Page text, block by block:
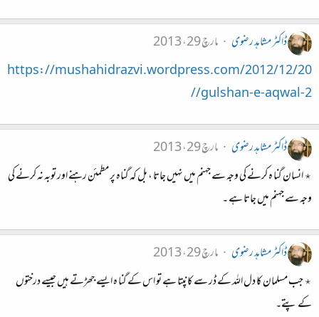
ڈاکٹر مشاہد رضوی
مارچ 29، 2013
https://mushahidrazvi.wordpress.com/2012/12/20
/gulshan-e-aqwal-2/
ڈاکٹر مشاہد رضوی
مارچ 29، 2013
٭ انسان گنا ہ کرنے کی وجہ سے جہنم میں نہیں جاتا ، بل کہ گناہ پر مطمئن رہنے اور توبہ نہ کرنے کی
وجہ سے جہنم میں جاتا ہے ۔
ڈاکٹر مشاہد رضوی
مارچ 29، 2013
٭ جب مسلمان کا دل اللہ کے ڈر سے کانپتا ہے تو اس کے گنا ہ ایسے جھڑتے ہیں جیسے درختوں
کے پتے۔